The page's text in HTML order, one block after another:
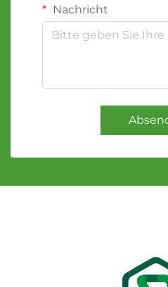
Nachricht